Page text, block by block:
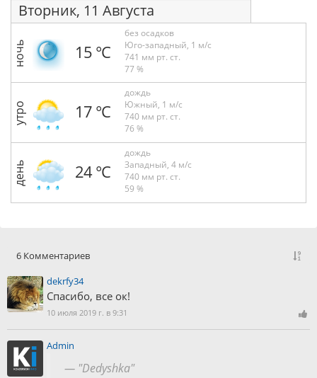
Вторник, 11 Августа
ночь
без осадков
15 °С
Юго-западный, 1 м/с
741 мм рт. ст.
77 %
утро
дождь
17 °С
Южный, 1 м/с
740 мм рт. ст.
76 %
день
дождь
24 °С
Западный, 4 м/с
740 мм рт. ст.
59 %
6 Комментариев
dekrfy34
Спасибо, все ок!
10 июля 2019 г. в 9:31
Admin
"Dedyshka"